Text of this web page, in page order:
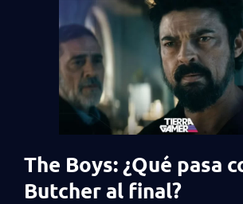
The Boys: ¿Qué pasa
Butcher al final?